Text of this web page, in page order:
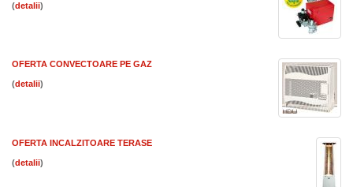
( )
OFERTA CONVECTOARE PE GAZ
( )
OFERTA INCALZITOARE TERASE
( )